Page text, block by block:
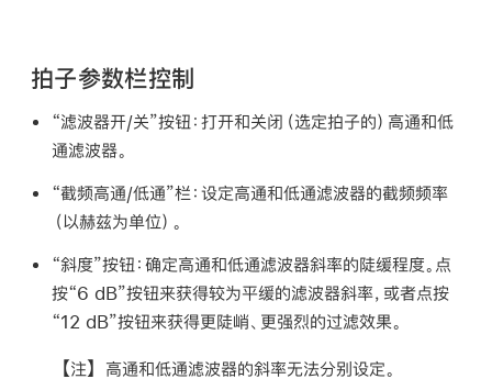
拍子参数栏控制
“滤波器开/关”按钮： 打开和关闭（选定拍子的）高通和低
通滤波器。
“截频高通/低通”栏： 设定高通和低通滤波器的截频频率
（以赫兹为单位）。
“斜度”按钮： 确定高通和低通滤波器斜率的陡缓程度。点
按“6 dB”按钮来获得较为平缓的滤波器斜率，或者点按
“12 dB”按钮来获得更陡峭、更强烈的过滤效果。
【注】 高通和低通滤波器的斜率无法分别设定。